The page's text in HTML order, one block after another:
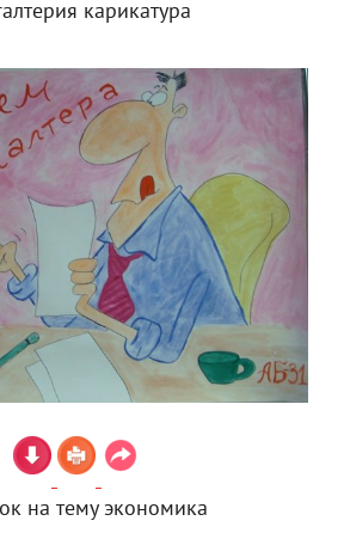
карикатура
на тему экономика